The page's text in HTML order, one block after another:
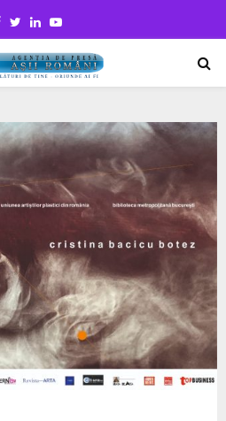
Facebook
TwitterLinkedinYoutube